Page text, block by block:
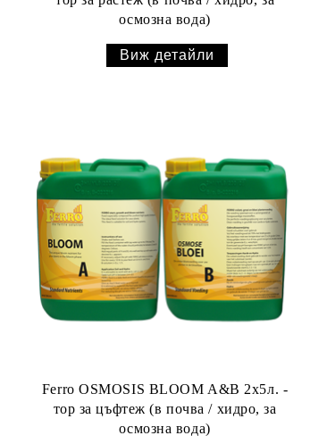
осмозна вода)
Виж детайли
Ferro OSMOSIS BLOOM A&B 2x5л. -
тор за цъфтеж (в почва / хидро, за
осмозна вода)